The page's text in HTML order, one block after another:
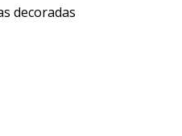
decoradas